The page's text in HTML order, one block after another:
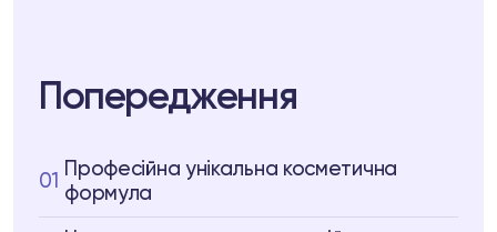
Попередження
01
Професійна унікальна косметична
формула